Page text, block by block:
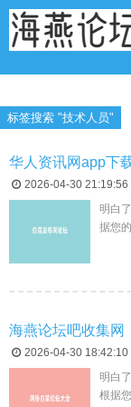
标签搜索 "技术人员"
华人资讯网app下
2026-04-30 21:19:56
明白
据您
海燕论坛吧收集网
2026-04-30 18:42:10
明白
根据